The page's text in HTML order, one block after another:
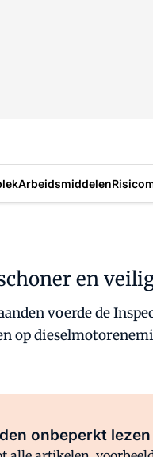
Arbeidsmiddelen
en
voerde de
op
onbeperkt lezen